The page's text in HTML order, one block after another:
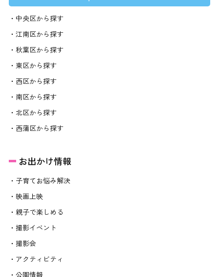
・中央区から探す
・江南区から探す
・秋葉区から探す
・東区から探す
・西区から探す
・南区から探す
・北区から探す
・西蒲区から探す
お出かけ情報
・子育てお悩み解決
・映画上映
・親子で楽しめる
・撮影イベント
・撮影会
・アクティビティ
・公園情報